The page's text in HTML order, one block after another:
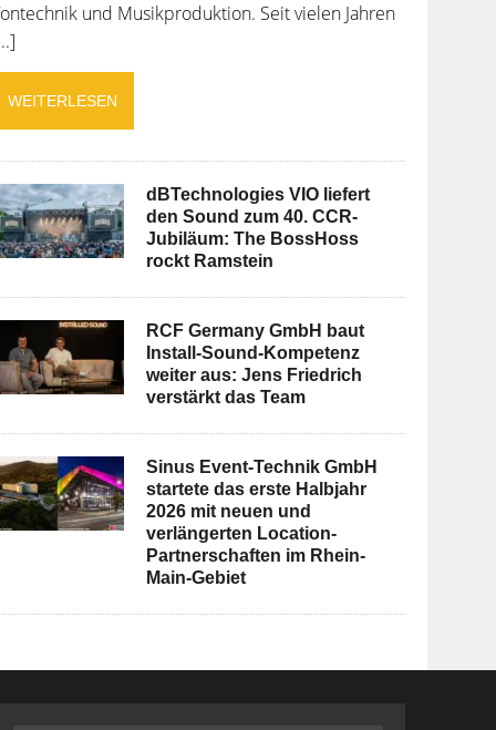
und Musikproduktion. Seit vielen Jahren
WEITERLESEN
dBTechnologies VIO liefert
den Sound zum 40. CCR-
Jubiläum: The BossHoss
rockt Ramstein
RCF Germany GmbH baut
Install-Sound-Kompetenz
weiter aus: Jens Friedrich
verstärkt das Team
Sinus Event-Technik GmbH
startete das erste Halbjahr
2026 mit neuen und
verlängerten Location-
Partnerschaften im Rhein-
Main-Gebiet